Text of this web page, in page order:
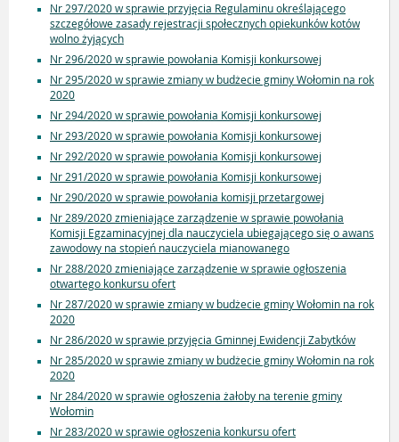
Nr 297/2020 w sprawie przyjęcia Regulaminu określającego
szczegółowe zasady rejestracji społecznych opiekunków kotów
wolno żyjących
Nr 296/2020 w sprawie powołania Komisji konkursowej
Nr 295/2020 w sprawie zmiany w budżecie gminy Wołomin na rok
2020
Nr 294/2020 w sprawie powołania Komisji konkursowej
Nr 293/2020 w sprawie powołania Komisji konkursowej
Nr 292/2020 w sprawie powołania Komisji konkursowej
Nr 291/2020 w sprawie powołania Komisji konkursowej
Nr 290/2020 w sprawie powołania komisji przetargowej
Nr 289/2020 zmieniające zarządzenie w sprawie powołania
Komisji Egzaminacyjnej dla nauczyciela ubiegającego się o awans
zawodowy na stopień nauczyciela mianowanego
Nr 288/2020 zmieniające zarządzenie w sprawie ogłoszenia
otwartego konkursu ofert
Nr 287/2020 w sprawie zmiany w budżecie gminy Wołomin na rok
2020
Nr 286/2020 w sprawie przyjęcia Gminnej Ewidencji Zabytków
Nr 285/2020 w sprawie zmiany w budżecie gminy Wołomin na rok
2020
Nr 284/2020 w sprawie ogłoszenia żałoby na terenie gminy
Wołomin
Nr 283/2020 w sprawie ogłoszenia konkursu ofert